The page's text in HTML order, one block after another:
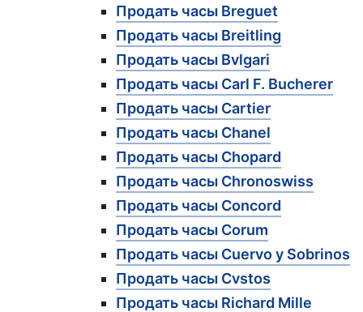
Продать часы Breguet
Продать часы Breitling
Продать часы Bvlgari
Продать часы Carl F. Bucherer
Продать часы Cartier
Продать часы Chanel
Продать часы Chopard
Продать часы Chronoswiss
Продать часы Concord
Продать часы Corum
Продать часы Cuervo y Sobrinos
Продать часы Cvstos
Продать часы Richard Mille